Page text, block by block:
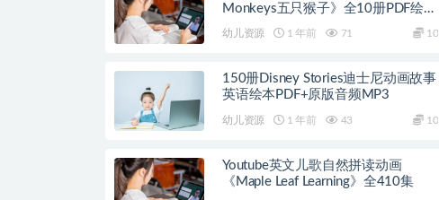
Monkeys五只猴子》全10册PDF绘本
幼儿资源 1 年前 71 10
150册Disney Stories迪士尼动画故事
英语绘本PDF+原版音频MP3
幼儿资源 1 年前 43 10
Youtube英文儿歌自然拼读动画
《Maple Leaf Learning》全410集